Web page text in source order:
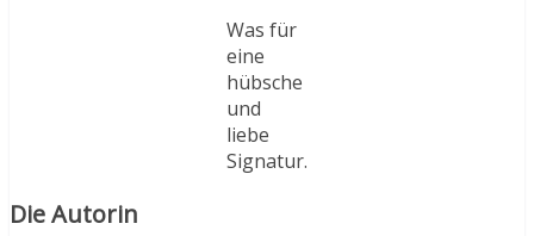
Was für
eine
hübsche
und
liebe
Signatur.
Die Autorin